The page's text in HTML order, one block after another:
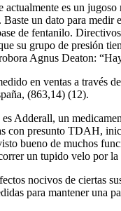
es un
un dato para
de fentanilo.
su grupo de presión
Agnus Deaton:
en ventas a través
(863,14) (12).
Adderall, un
con presunto TDAH,
bueno de muchos
un tupido velo por
nocivos de ciertas
para mantener una